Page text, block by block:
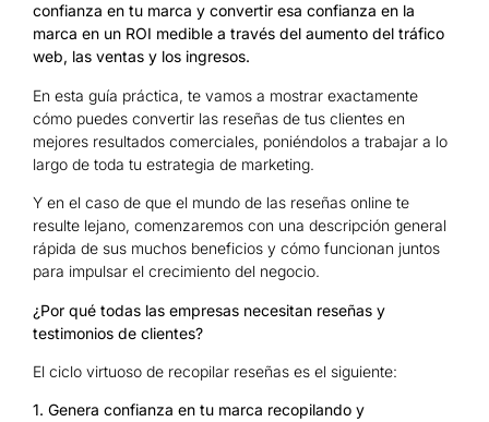
confianza en tu marca y convertir esa confianza en la
marca en un ROI medible a través del aumento del tráfico
web, las ventas y los ingresos.
En esta guía práctica, te vamos a mostrar exactamente
cómo puedes convertir las reseñas de tus clientes en
mejores resultados comerciales, poniéndolos a trabajar a lo
largo de toda tu estrategia de marketing.
Y en el caso de que el mundo de las reseñas online te
resulte lejano, comenzaremos con una descripción general
rápida de sus muchos beneficios y cómo funcionan juntos
para impulsar el crecimiento del negocio.
¿Por qué todas las empresas necesitan reseñas y
testimonios de clientes?
El ciclo virtuoso de recopilar reseñas es el siguiente:
1. Genera confianza en tu marca recopilando y